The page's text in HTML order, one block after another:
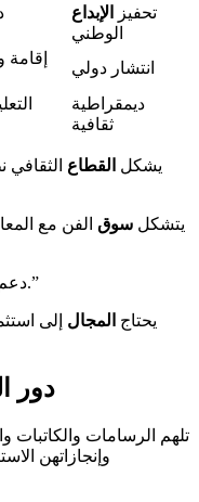
تحفيز
الإبداع
الوطني
انتشار دولي
ديمقراطية
ثقافية
يشكل القطاع الثقافي
يتشكل سوق الفن مع
“دعم الفنانين هو استثمار في روح أمة.”
يحتاج المجال إلى
دور
تلهم الرسامات والكاتبات
وإنجازاتهن